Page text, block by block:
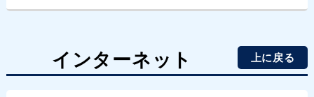
インターネット 上に戻る